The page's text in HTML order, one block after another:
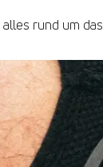
rund um